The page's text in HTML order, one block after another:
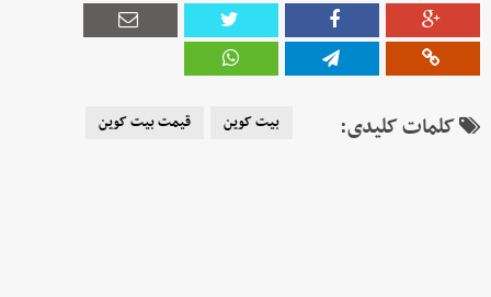
کلمات کلیدی: بیت کوین قیمت بیت کوین